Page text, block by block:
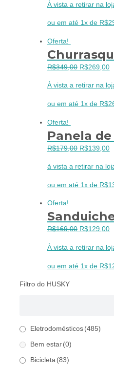
original
era:
À vista a retirar na
ou em até 1x de
Oferta!
R$349,00 O
original
era:
R$269,00O
À vista a retirar na
ou em até 1x de
Oferta!
Panela
R$179,00 O
original
era:
R$139,00O
à vista a retirar na
ou em até 1x de
Oferta!
R$169,00 O
original
era:
R$129,00O
À vista a retirar na
ou em até 1x de
Filtro do HUSKY
Eletrodomésticos (485)
Bem estar (0)
Bicicleta (83)